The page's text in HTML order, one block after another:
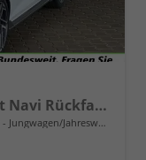
1.2 MPI N-Line / LED Tempomat Navi Rückfahrkamera Alu 17"
Jungwagen/Jahreswagen